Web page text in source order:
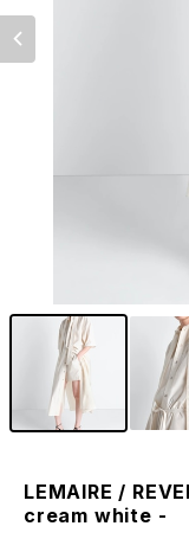
LEMAIRE /
cream white -